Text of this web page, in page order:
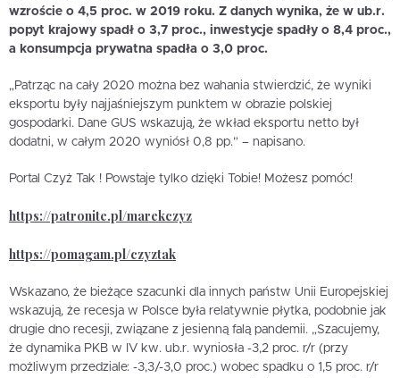
wzroście o 4,5 proc. w 2019 roku. Z danych wynika, że w ub.r.
popyt krajowy spadł o 3,7 proc., inwestycje spadły o 8,4 proc.,
a konsumpcja prywatna spadła o 3,0 proc.
„Patrząc na cały 2020 można bez wahania stwierdzić, że wyniki
eksportu były najjaśniejszym punktem w obrazie polskiej
gospodarki. Dane GUS wskazują, że wkład eksportu netto był
dodatni, w całym 2020 wyniósł 0,8 pp.” – napisano.
Portal Czyż Tak ! Powstaje tylko dzięki Tobie! Możesz pomóc!
https://patronite.pl/marekczyz
https://pomagam.pl/czyztak
Wskazano, że bieżące szacunki dla innych państw Unii Europejskiej
wskazują, że recesja w Polsce była relatywnie płytka, podobnie jak
drugie dno recesji, związane z jesienną falą pandemii. „Szacujemy,
że dynamika PKB w IV kw. ub.r. wyniosła -3,2 proc. r/r (przy
możliwym przedziale: -3,3/-3,0 proc.) wobec spadku o 1,5 proc. r/r